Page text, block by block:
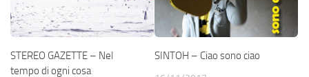
STEREO GAZETTE – Nel
tempo di ogni cosa
SINTOH – Ciao sono ciao